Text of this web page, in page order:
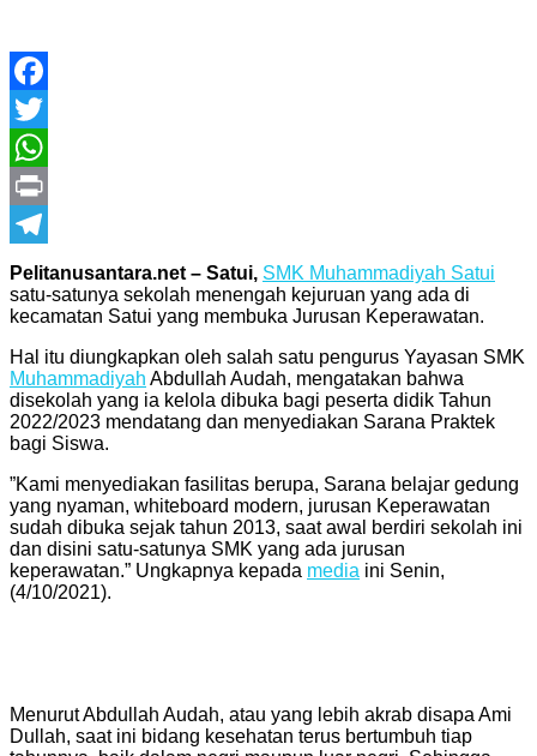
Facebook
Twitter
WhatsApp
Print
Telegram
Pelitanusantara.net – Satui, SMK Muhammadiyah Satui
satu-satunya sekolah menengah kejuruan yang ada di
kecamatan Satui yang membuka Jurusan Keperawatan.
Hal itu diungkapkan oleh salah satu pengurus Yayasan SMK
Muhammadiyah Abdullah Audah, mengatakan bahwa
disekolah yang ia kelola dibuka bagi peserta didik Tahun
2022/2023 mendatang dan menyediakan Sarana Praktek
bagi Siswa.
”Kami menyediakan fasilitas berupa, Sarana belajar gedung
yang nyaman, whiteboard modern, jurusan Keperawatan
sudah dibuka sejak tahun 2013, saat awal berdiri sekolah ini
dan disini satu-satunya SMK yang ada jurusan
keperawatan.” Ungkapnya kepada media ini Senin,
(4/10/2021).
Menurut Abdullah Audah, atau yang lebih akrab disapa Ami
Dullah, saat ini bidang kesehatan terus bertumbuh tiap